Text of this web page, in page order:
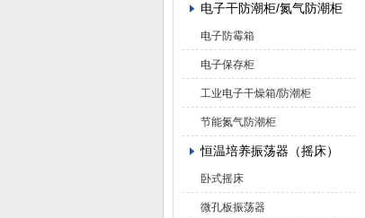
电子干防潮柜/氮气防潮柜
电子防霉箱
电子保存柜
工业电子干燥箱/防潮柜
节能氮气防潮柜
恒温培养振荡器（摇床）
卧式摇床
微孔板振荡器